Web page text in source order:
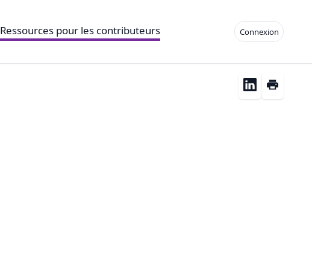
Connexion
Ressources pour les contributeurs